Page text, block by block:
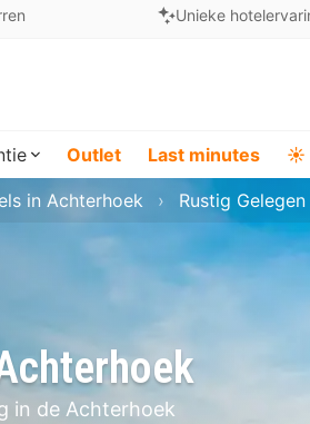
Unieke
Outlet Last minutes ☀️
in de Achterhoek
in Achterhoek Rustig